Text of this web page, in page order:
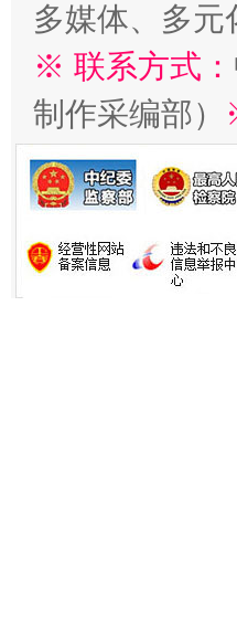
多媒体、多元
※ 联系方式：
制作采编部）